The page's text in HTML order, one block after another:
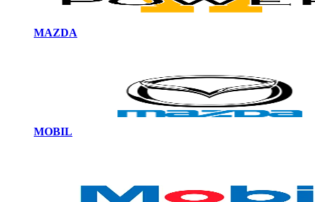
MAZDA
MOBIL